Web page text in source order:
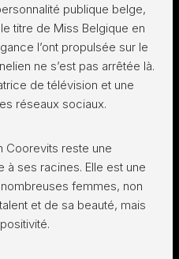
publique belge,
titre de Miss Belgique en
l’ont propulsée sur le
ne s’est pas arrêtée là.
de télévision et une
réseaux sociaux.
Coorevits reste une
à ses racines. Elle est une
femmes, non
et de sa beauté, mais